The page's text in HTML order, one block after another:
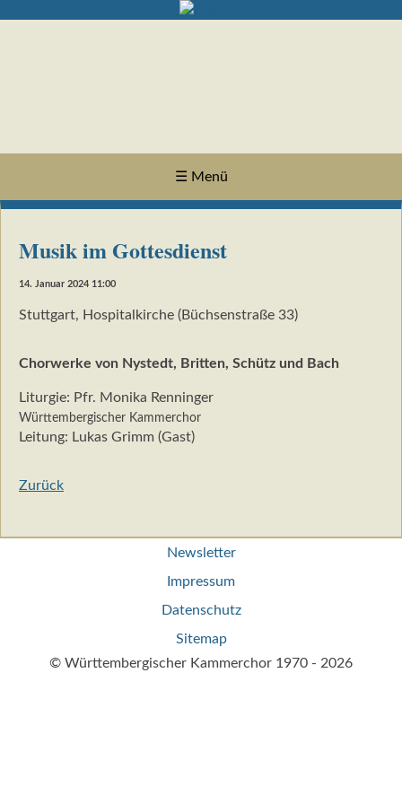
☰ Menü
Musik im Gottesdienst
14. Januar 2024 11:00
Stuttgart, Hospitalkirche (Büchsenstraße 33)
Chorwerke von Nystedt, Britten, Schütz und Bach
Liturgie: Pfr. Monika Renninger
Württembergischer Kammerchor
Leitung: Lukas Grimm (Gast)
Zurück
Newsletter
Impressum
Datenschutz
Sitemap
© Württembergischer Kammerchor 1970 - 2026